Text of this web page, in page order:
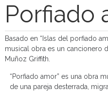
Porfiado
Basado en “Islas del porfiado
musical obra es un cancionero
Muñoz Griffith.
“Porfiado amor” es una obra
de una pareja desterrada,